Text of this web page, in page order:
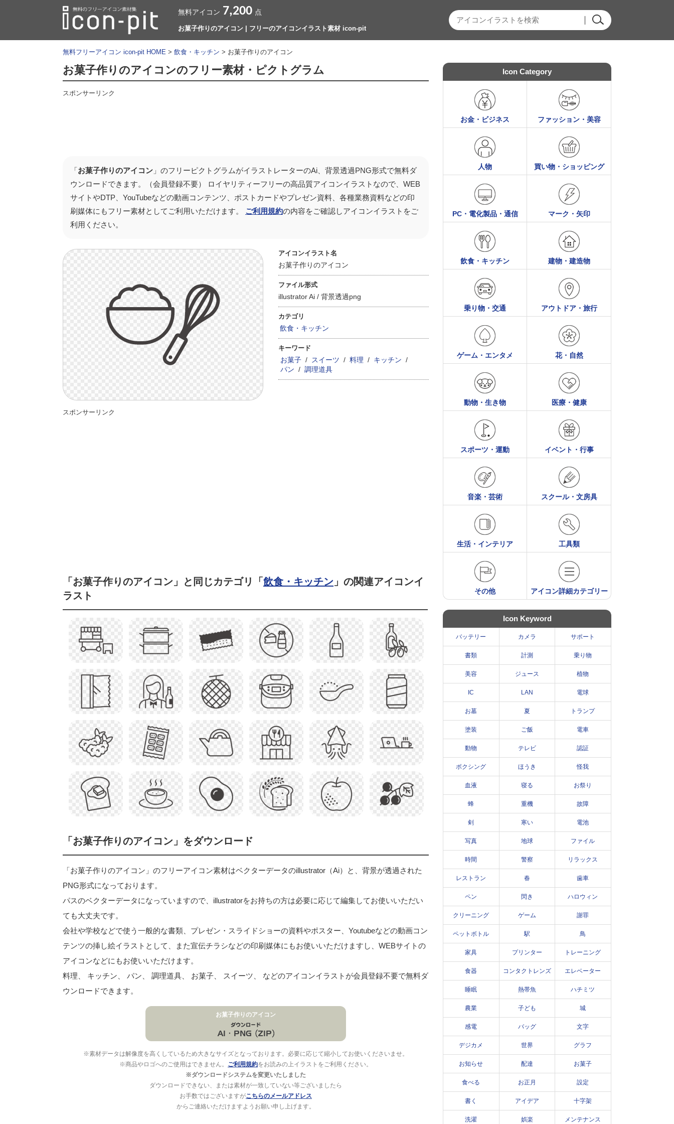
無料アイコン 7,200 点
お菓子作りのアイコン | フリーのアイコンイラスト素材 icon-pit
無料フリーアイコン icon-pit HOME > 飲食・キッチン > お菓子作りのアイコン
お菓子作りのアイコンのフリー素材・ピクトグラム
スポンサーリンク
「お菓子作りのアイコン 」のフリーピクトグラムがイラストレーターのAi、背景透過PNG形式で無料ダ
ウンロードできます。（会員登録不要） ロイヤリティーフリーの高品質アイコンイラストなので、WEB
サイトやDTP、YouTubeなどの動画コンテンツ、ポストカードやプレゼン資料、各種業務資料などの印
刷媒体にもフリー素材としてご利用いただけます。 ご利用規約の内容をご確認しアイコンイラストをご
利用ください。
アイコンイラスト名
お菓子作りのアイコン
ファイル形式
illustrator Ai / 背景透過png
カテゴリ
飲食・キッチン
キーワード
お菓子 / スイーツ / 料理 / キッチン /
パン / 調理道具
スポンサーリンク
「お菓子作りのアイコン」と同じカテゴリ「 飲食・キッチン 」の関連アイコンイ
ラスト
「お菓子作りのアイコン」をダウンロード
「お菓子作りのアイコン」のフリーアイコン素材はベクターデータのillustrator（Ai）と、背景が透過された
PNG形式になっております。
パスのベクターデータになっていますので、illustratorをお持ちの方は必要に応じて編集してお使いいただい
ても大丈夫です。
会社や学校などで使う一般的な書類、プレゼン・スライドショーの資料やポスター、Youtubeなどの動画コン
テンツの挿し絵イラストとして、また宣伝チラシなどの印刷媒体にもお使いいただけますし、WEBサイトの
アイコンなどにもお使いいただけます。
料理、 キッチン、 パン、 調理道具、 お菓子、 スイーツ、 などのアイコンイラストが会員登録不要で無料ダ
ウンロードできます。
お菓子作りのアイコン
※素材データは解像度を高くしているため大きなサイズとなっております。必要に応じて縮小してお使いくださいませ。
※商品やロゴへのご使用はできません。 ご利用規約をお読みの上イラストをご利用ください。
※ダウンロードシステムを変更いたしました
ダウンロードできない、または素材が一致していない等ございましたら
お手数ではございますがこちらのメールアドレス
からご連絡いただけますようお願い申し上げます。
Icon Category
お金・ビジネス ファッション・美容
人物 買い物・ショッピング
PC・電化製品・通信 マーク・矢印
飲食・キッチン 建物・建造物
乗り物・交通 アウトドア・旅行
ゲーム・エンタメ 花・自然
動物・生き物 医療・健康
スポーツ・運動 イベント・行事
音楽・芸術 スクール・文房具
生活・インテリア 工具類
その他 アイコン詳細カテゴリー
Icon Keyword
バッテリー カメラ サポート
書類 計測 乗り物
美容 ジュース 植物
IC LAN 電球
お墓 夏 トランプ
塗装 ご飯 電車
動物 テレビ 認証
ボクシング ほうき 怪我
血液 寝る お祭り
蜂 重機 故障
剣 寒い 電池
写真 地球 ファイル
時間 警察 リラックス
レストラン 春 歯車
ペン 閃き ハロウィン
クリーニング ゲーム 謝罪
ペットボトル 駅 鳥
家具 プリンター トレーニング
食器 コンタクトレンズ エレベーター
睡眠 熱帯魚 ハチミツ
農業 子ども 城
感電 バッグ 文字
デジカメ 世界 グラフ
お知らせ 配達 お菓子
食べる お正月 設定
書く アイデア 十字架
洗濯 娯楽 メンテナンス